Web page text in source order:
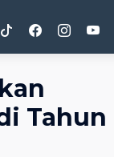
Tahun